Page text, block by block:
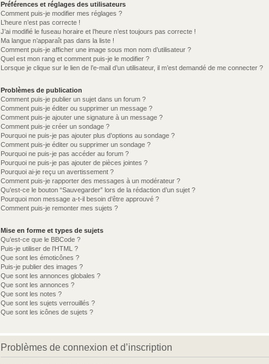
Préférences et réglages des utilisateurs
Comment puis-je modifier mes réglages ?
L’heure n’est pas correcte !
J’ai modifié le fuseau horaire et l’heure n’est toujours pas correcte !
Ma langue n’apparaît pas dans la liste !
Comment puis-je afficher une image sous mon nom d’utilisateur ?
Quel est mon rang et comment puis-je le modifier ?
Lorsque je clique sur le lien de l’e-mail d’un utilisateur, il m’est demandé de me connecter ?
Problèmes de publication
Comment puis-je publier un sujet dans un forum ?
Comment puis-je éditer ou supprimer un message ?
Comment puis-je ajouter une signature à un message ?
Comment puis-je créer un sondage ?
Pourquoi ne puis-je pas ajouter plus d’options au sondage ?
Comment puis-je éditer ou supprimer un sondage ?
Pourquoi ne puis-je pas accéder au forum ?
Pourquoi ne puis-je pas ajouter de pièces jointes ?
Pourquoi ai-je reçu un avertissement ?
Comment puis-je rapporter des messages à un modérateur ?
Qu’est-ce le bouton “Sauvegarder” lors de la rédaction d’un sujet ?
Pourquoi mon message a-t-il besoin d’être approuvé ?
Comment puis-je remonter mes sujets ?
Mise en forme et types de sujets
Qu’est-ce que le BBCode ?
Puis-je utiliser de l’HTML ?
Que sont les émoticônes ?
Puis-je publier des images ?
Que sont les annonces globales ?
Que sont les annonces ?
Que sont les notes ?
Que sont les sujets verrouillés ?
Que sont les icônes de sujets ?
Problèmes de connexion et d’inscription